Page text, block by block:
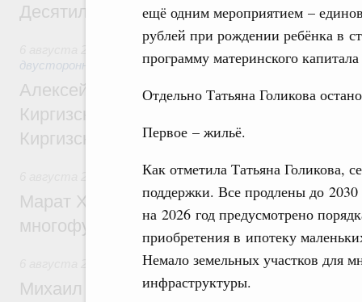
ещё одним мероприятием –
рублей при рождении ребёнка в
программу материнского
Отдельно Татьяна Голикова
Первое – жильё.
Как отметила Татьяна Голикова,
поддержки. Все продлены до
на 2026 год предусмотрено
приобретения в ипотеку
Немало земельных участков для
инфраструктуры.
Десятилетия науки и технологий
двусторонней основе
Алексей Оверчук принял участие в
Киргизского экономического форума и
Киргизской межрегиональной
Дорожное хозяйство
Марат Хуснуллин: На двух скоростных
многофункциональные зоны дорожного
Технологическое развитие. Инновации
Михаил Мишустин дал поручения по